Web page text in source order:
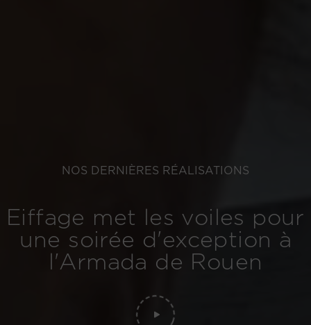
NOS DERNIÈRES RÉALISATIONS
Eiffage met les voiles pour
une soirée d'exception à
l'Armada de Rouen